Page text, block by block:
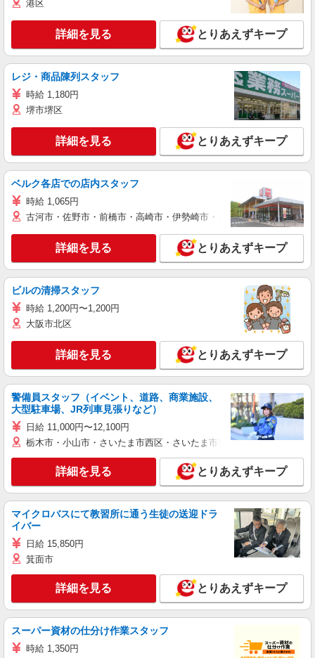
港区
詳細を見る とりあえずキープ
レジ・商品陳列スタッフ
時給 1,180円
堺市堺区
詳細を見る とりあえずキープ
ベルク各店での店内スタッフ
時給 1,065円
古河市・佐野市・前橋市・高崎市・伊勢崎市・太田市・館林市・藤
詳細を見る とりあえずキープ
ビルの清掃スタッフ
時給 1,200円〜1,200円
大阪市北区
詳細を見る とりあえずキープ
警備員スタッフ（イベント、道路、商業施設、
大型駐車場、JR列車見張りなど）
日給 11,000円〜12,100円
栃木市・小山市・さいたま市西区・さいたま市岩槻区・久喜市・蓮田
詳細を見る とりあえずキープ
マイクロバスにて教習所に通う生徒の送迎ドラ
イバー
日給 15,850円
箕面市
詳細を見る とりあえずキープ
スーパー資材の仕分け作業スタッフ
時給 1,350円